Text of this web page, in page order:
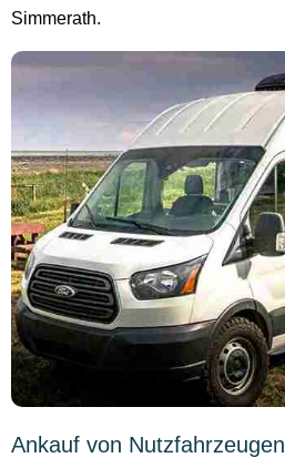
Simmerath.
Ankauf von Nutzfahrzeugen